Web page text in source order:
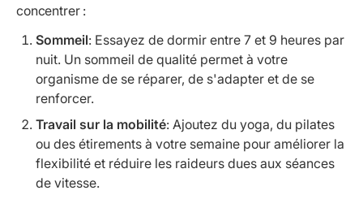
concentrer :
Sommeil: Essayez de dormir entre 7 et 9 heures par
nuit. Un sommeil de qualité permet à votre
organisme de se réparer, de s'adapter et de se
renforcer.
Travail sur la mobilité: Ajoutez du yoga, du pilates
ou des étirements à votre semaine pour améliorer la
flexibilité et réduire les raideurs dues aux séances
de vitesse.